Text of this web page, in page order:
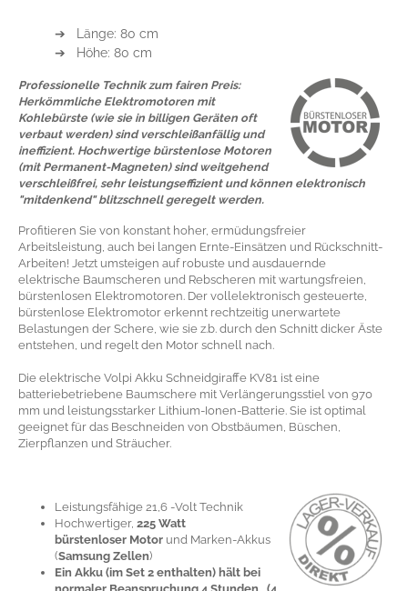
➔ Länge: 80 cm
➔ Höhe: 80 cm
Professionelle Technik zum fairen Preis:
Herkömmliche Elektromotoren mit
Kohlebürste (wie sie in billigen Geräten oft
verbaut werden) sind verschleißanfällig und
ineffizient. Hochwertige bürstenlose Motoren
(mit Permanent-Magneten) sind weitgehend
verschleißfrei, sehr leistungseffizient und können elektronisch
"mitdenkend" blitzschnell geregelt werden.
Profitieren Sie von konstant hoher, ermüdungsfreier
Arbeitsleistung, auch bei langen Ernte-Einsätzen und Rückschnitt-
Arbeiten! Jetzt umsteigen auf robuste und ausdauernde
elektrische Baumscheren und Rebscheren mit wartungsfreien,
bürstenlosen Elektromotoren. Der vollelektronisch gesteuerte,
bürstenlose Elektromotor erkennt rechtzeitig unerwartete
Belastungen der Schere, wie sie z.b. durch den Schnitt dicker Äste
entstehen, und regelt den Motor schnell nach.
Die elektrische Volpi Akku Schneidgiraffe KV81 ist eine
batteriebetriebene Baumschere mit Verlängerungsstiel von 970
mm und leistungsstarker Lithium-Ionen-Batterie. Sie ist optimal
geeignet für das Beschneiden von Obstbäumen, Büschen,
Zierpflanzen und Sträucher.
Leistungsfähige 21,6 -Volt Technik
Hochwertiger, 225 Watt
bürstenloser Motor und Marken-Akkus
(Samsung Zellen)
Ein Akku (im Set 2 enthalten) hält bei